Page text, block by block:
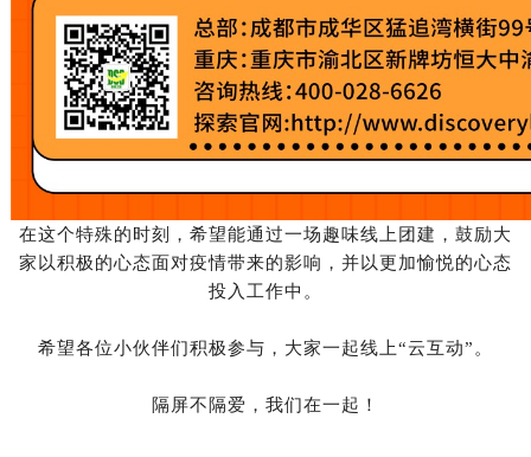
在这个特殊的时刻，希望能通过一场趣味线上团建，鼓励大
家以积极的心态面对疫情带来的影响，并以更加愉悦的心态
投入工作中。
希望各位小伙伴们积极参与，大家一起线上“云互动”。
隔屏不隔爱，我们在一起！